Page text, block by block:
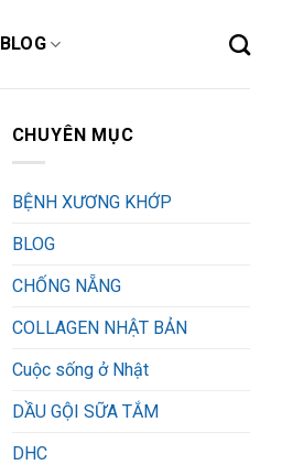
BLOG
CHUYÊN MỤC
BỆNH XƯƠNG KHỚP
BLOG
CHỐNG NẴNG
COLLAGEN NHẬT BẢN
Cuộc sống ở Nhật
DẦU GỘI SỮA TẮM
DHC